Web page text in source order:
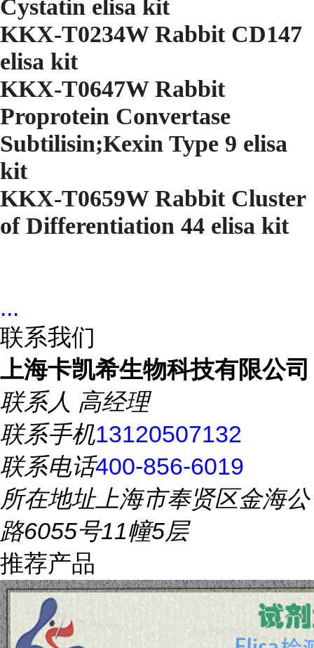
Cystatin elisa kit
KKX-T0234W Rabbit CD147
elisa kit
KKX-T0647W Rabbit
Proprotein Convertase
Subtilisin;Kexin Type 9 elisa
kit
KKX-T0659W Rabbit Cluster
of Differentiation 44 elisa kit
...
联系我们
上海卡凯希生物科技有限公司
联系人 高经理
联系手机13120507132
联系电话400-856-6019
所在地址上海市奉贤区金海公
路6055号11幢5层
推荐产品